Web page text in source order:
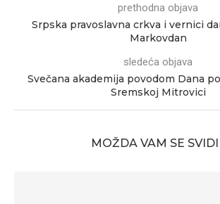
prethodna objava
Srpska pravoslavna crkva i vernici
Markovdan
sledeća objava
Svečana akademija povodom Dana
Sremskoj Mitrovici
MOŽDA VAM SE SVIDI